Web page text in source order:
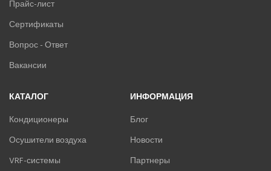
Прайс-лист
Сертификаты
Вопрос - Ответ
Вакансии
КАТАЛОГ
Кондиционеры
Осушители воздуха
VRF-системы
ИНФОРМАЦИЯ
Блог
Новости
Партнеры